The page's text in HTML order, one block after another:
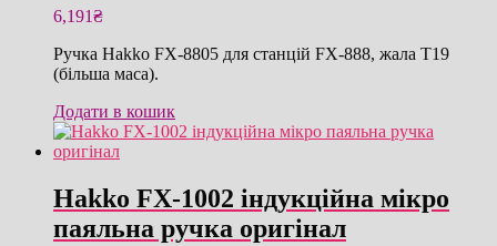
6,191₴
Ручка Hakko FX-8805 для станцій FX-888, жала T19
(більша маса).
Додати в кошик
Hakko FX-1002 індукційна мікро
паяльна ручка оригінал